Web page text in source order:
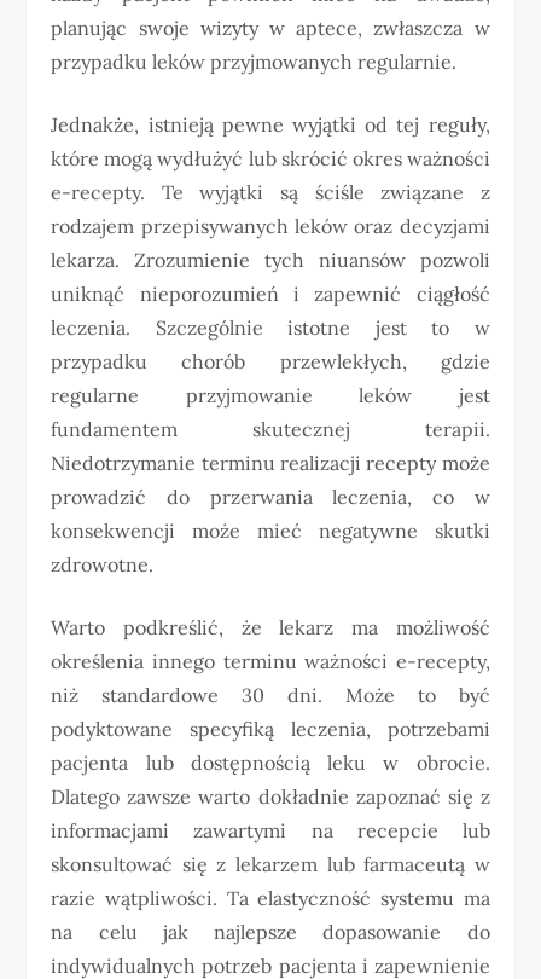
planując swoje wizyty w aptece, zwłaszcza w
przypadku leków przyjmowanych regularnie.
Jednakże, istnieją pewne wyjątki od tej reguły,
które mogą wydłużyć lub skrócić okres ważności
e-recepty. Te wyjątki są ściśle związane z
rodzajem przepisywanych leków oraz decyzjami
lekarza. Zrozumienie tych niuansów pozwoli
uniknąć nieporozumień i zapewnić ciągłość
leczenia. Szczególnie istotne jest to w
przypadku chorób przewlekłych, gdzie
regularne przyjmowanie leków jest
fundamentem skutecznej terapii.
Niedotrzymanie terminu realizacji recepty może
prowadzić do przerwania leczenia, co w
konsekwencji może mieć negatywne skutki
zdrowotne.
Warto podkreślić, że lekarz ma możliwość
określenia innego terminu ważności e-recepty,
niż standardowe 30 dni. Może to być
podyktowane specyfiką leczenia, potrzebami
pacjenta lub dostępnością leku w obrocie.
Dlatego zawsze warto dokładnie zapoznać się z
informacjami zawartymi na recepcie lub
skonsultować się z lekarzem lub farmaceutą w
razie wątpliwości. Ta elastyczność systemu ma
na celu jak najlepsze dopasowanie do
indywidualnych potrzeb pacjenta i zapewnienie